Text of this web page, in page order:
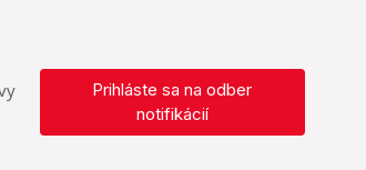
Prihláste sa na odber
notifikácií